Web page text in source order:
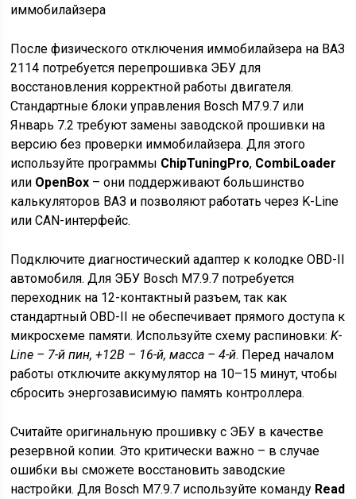
После физического отключения иммобилайзера на ВАЗ
2114 потребуется перепрошивка ЭБУ для
восстановления корректной работы двигателя.
Стандартные блоки управления Bosch M7.9.7 или
Январь 7.2 требуют замены заводской прошивки на
версию без проверки иммобилайзера. Для этого
используйте программы ChipTuningPro, CombiLoader
или OpenBox – они поддерживают большинство
калькуляторов ВАЗ и позволяют работать через K-Line
или CAN-интерфейс.
Подключите диагностический адаптер к колодке OBD-II
автомобиля. Для ЭБУ Bosch M7.9.7 потребуется
переходник на 12-контактный разъем, так как
стандартный OBD-II не обеспечивает прямого доступа к
микросхеме памяти. Используйте схему распиновки:K-
Line – 7-й пин, +12В – 16-й, масса – 4-й. Перед началом
работы отключите аккумулятор на 10–15 минут, чтобы
сбросить энергозависимую память контроллера.
Считайте оригинальную прошивку с ЭБУ в качестве
резервной копии. Это критически важно – в случае
ошибки вы сможете восстановить заводские
настройки. Для Bosch M7.9.7 используйте команду Read